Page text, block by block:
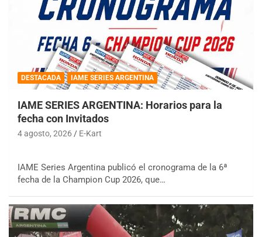
DESTACADA IAME SERIES ARGENTINA
IAME SERIES ARGENTINA: Horarios para la
fecha con Invitados
4 agosto, 2026 E-Kart
IAME Series Argentina publicó el cronograma de la 6ª
fecha de la Champion Cup 2026, que…